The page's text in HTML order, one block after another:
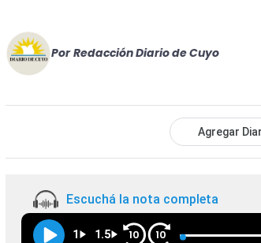
Por Redacción Diario de Cuyo
Agregar
Escuchá la nota completa
1 1.5 10 10